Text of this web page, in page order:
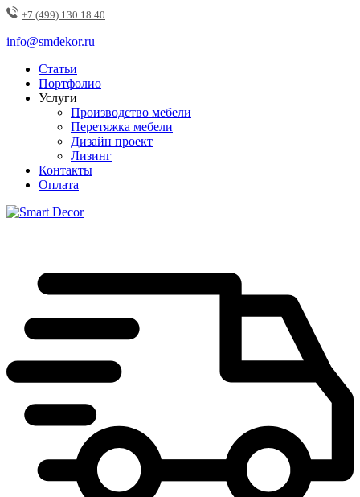
+7 (499) 130 18 40
info@smdekor.ru
Статьи
Портфолио
Услуги
Производство мебели
Перетяжка мебели
Дизайн проект
Лизинг
Контакты
Оплата